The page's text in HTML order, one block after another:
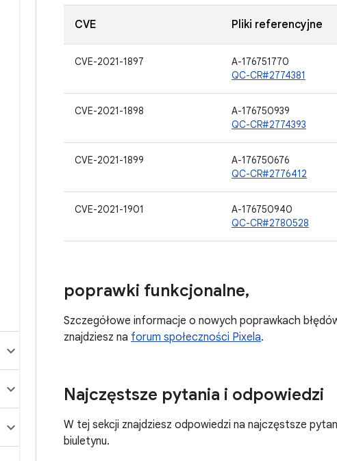
CVE Pliki referencyjne
CVE-2021-1897
A-176751770
QC-CR#2774381
CVE-2021-1898
A-176750939
QC-CR#2774393
CVE-2021-1899
A-176750676
QC-CR#2776412
CVE-2021-1901
A-176750940
QC-CR#2780528
poprawki funkcjonalne,
Szczegółowe informacje o nowych poprawkach
znajdziesz na forum społeczności Pixela.
Najczęstsze pytania i odpowiedzi
W tej sekcji znajdziesz odpowiedzi na najczęstsze
biuletynu.